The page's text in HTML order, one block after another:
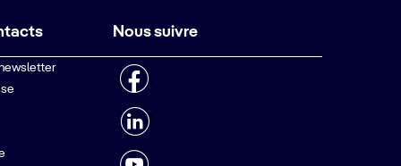
Nous suivre